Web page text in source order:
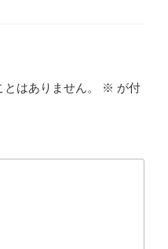
はありません。 ※ が付